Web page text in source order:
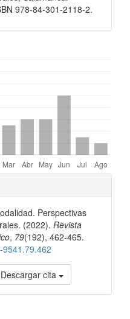
978-84-301-2118-2.
Perspectivas
(2022). Revista
, 79(192), 462-465.
Descargar cita